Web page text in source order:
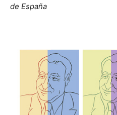
de España